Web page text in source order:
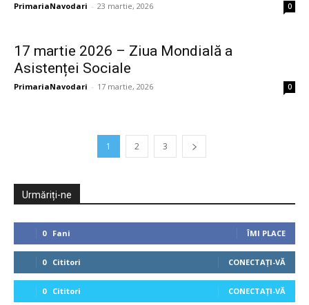
PrimariaNavodari - 23 martie, 2026 0
17 martie 2026 – Ziua Mondială a
Asistenței Sociale
PrimariaNavodari - 17 martie, 2026 0
1 2 3
Urmăriți-ne
0 Fani ÎMI PLACE
0 Cititori CONECTAȚI-VĂ
0 Cititori CONECTAȚI-VĂ